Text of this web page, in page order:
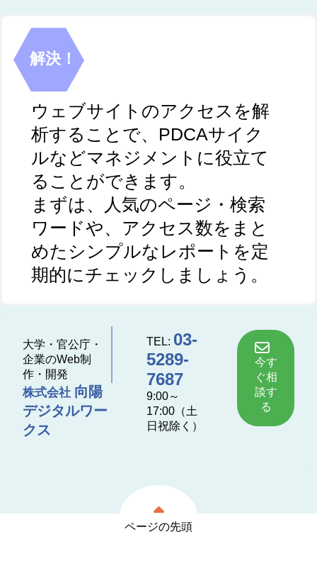
解決！
ウェブサイトのアクセスを解
析することで、PDCAサイク
ルなどマネジメントに役立て
ることができます。
まずは、人気のページ・検索
ワードや、アクセス数をまと
めたシンプルなレポートを定
期的にチェックしましょう。
大学・官公庁・
企業のWeb制
作・開発
株式会社 向陽
デジタルワー
クス
TEL: 03-
5289-
7687
9:00～
17:00（土
日祝除く）
今す
ぐ相
談す
る
ページの先頭